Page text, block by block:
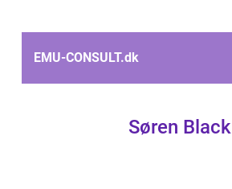
EMU-CONSULT.dk
Søren Black